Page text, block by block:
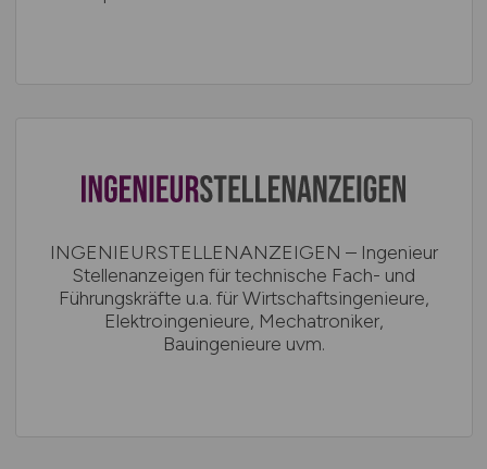
INGENIEURSTELLENANZEIGEN – Ingenieur
Stellenanzeigen für technische Fach- und
Führungskräfte u.a. für Wirtschaftsingenieure,
Elektroingenieure, Mechatroniker,
Bauingenieure uvm.